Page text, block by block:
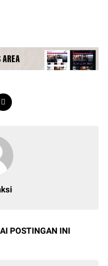
POSTINGAN INI